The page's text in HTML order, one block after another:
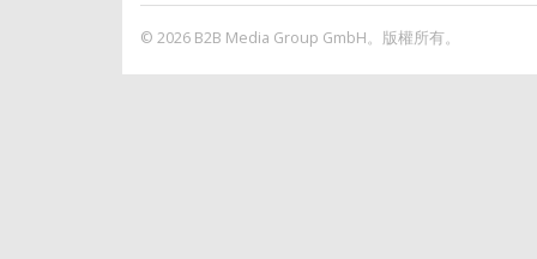
© 2026 B2B Media Group GmbH。版權所有。